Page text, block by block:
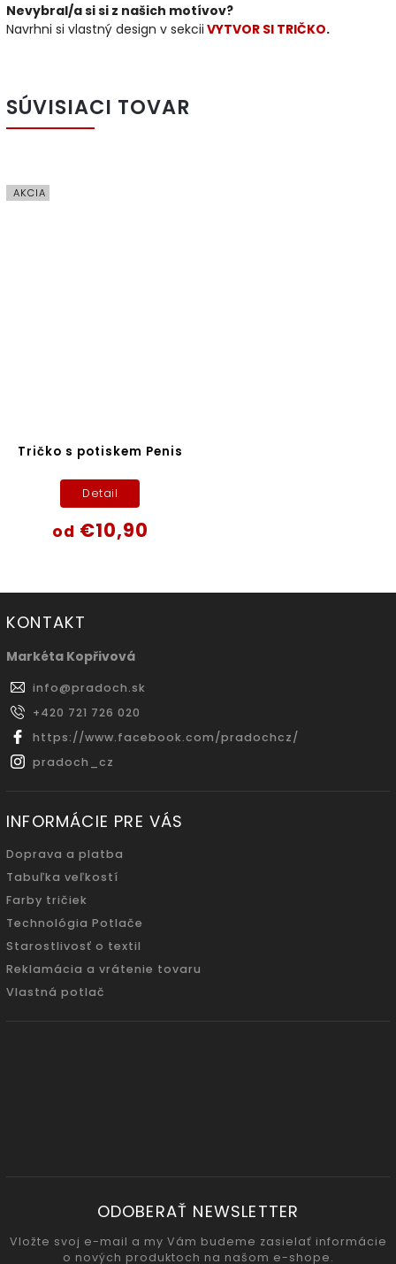
Nevybral/a si si z našich motívov?
Navrhni si vlastný design v sekcii VYTVOR SI TRIČKO.
SÚVISIACI TOVAR
AKCIA
Tričko s potiskem Penis
od €10,90
Detail
KONTAKT
Markéta Kopřivová
info@pradoch.sk
+420 721 726 020
https://www.facebook.com/pradochcz/
pradoch_cz
INFORMÁCIE PRE VÁS
Doprava a platba
Tabuľka veľkostí
Farby tričiek
Technológia Potlače
Starostlivosť o textil
Reklamácia a vrátenie tovaru
Vlastná potlač
ODOBERAŤ NEWSLETTER
Vložte svoj e-mail a my Vám budeme zasielať informácie
o nových produktoch na našom e-shope.